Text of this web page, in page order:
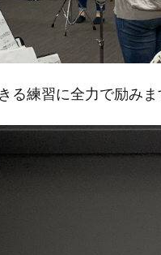
る練習に全力で励みま